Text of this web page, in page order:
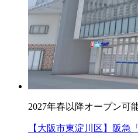
2027年春以降オープン可
【大阪市東淀川区】阪急